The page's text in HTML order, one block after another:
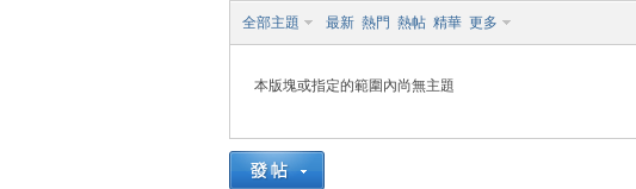
管
全部主題 最新 熱門 熱帖 精華 更多
本版塊或指定的範圍內尚無主題